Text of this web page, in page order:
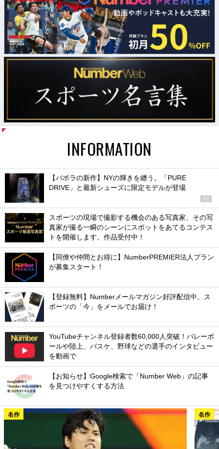
INFORMATION
【バボラの新作】NYの輝きを纏う。「PURE
DRIVE」と最新シューズに限定モデルが登場
PR
スポーツの現場で撮影する機会のある写真家、その写
真家が撮る一瞬のシーンにスポットをあてるコンテス
トを開催します。作品受付中！
【同僚や仲間とお得に】NumberPREMIER法人プラン
が募集スタート！
【登録無料】Numberメールマガジン好評配信中。ス
ポーツの「今」をメールでお届け！
YouTubeチャンネル登録者数60,000人突破！バレーボ
ールや陸上、バスケ、野球などの選手のインタビュー
を動画で
【お知らせ】Google検索で「Number Web」の記事
を見つけやすくする方法
名作 名作